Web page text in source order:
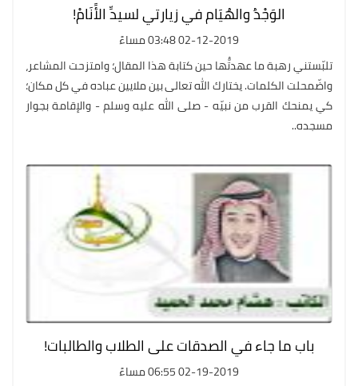
الوَجْدُ والهُيَام في زيارتي لسيدِّ الأًنَامْ!
02-12-2019 03:48 مساءً
تلبّستني رهبة ما عهدتُّها حين كتابة هذا المقال؛ وامتزحت المشاعر،
واضّمحلت الكلمات. يختارك الله تعالى بين ملايين عباده في كل مكان؛
كي يمنحك القرب من نبيّه - صلى الله عليه وسلم - والإقامة بجوار
مسجده..
باب ما جاء في الصدقات على الطلاب والطالبات!
02-19-2019 06:55 مساءً